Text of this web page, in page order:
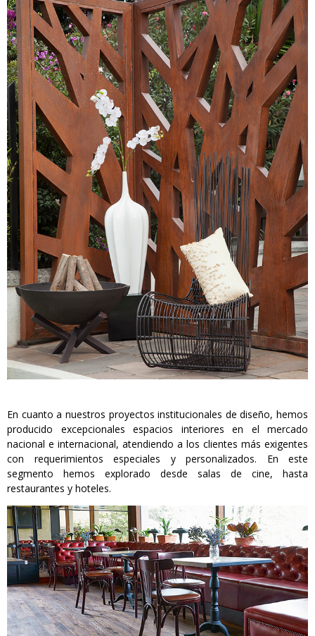
En cuanto a nuestros proyectos institucionales de diseño, hemos
producido excepcionales espacios interiores en el mercado
nacional e internacional, atendiendo a los clientes más exigentes
con requerimientos especiales y personalizados. En este
segmento hemos explorado desde salas de cine, hasta
restaurantes y hoteles.